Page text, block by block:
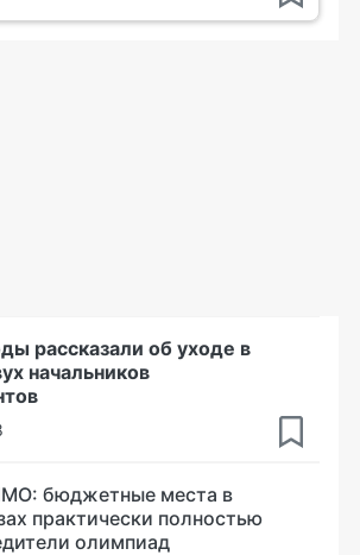
рассказали об уходе в
начальников
бюджетные места в
практически полностью
олимпиад